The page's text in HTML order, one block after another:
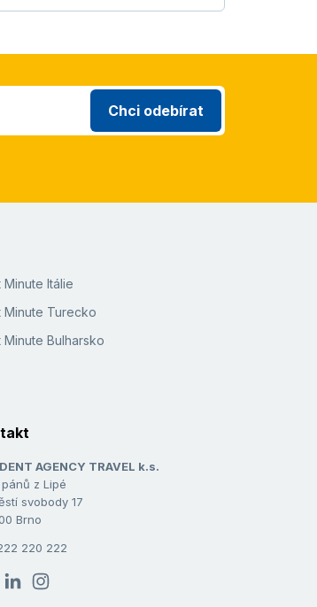
Chci odebírat
Minute Itálie
Minute Turecko
Minute Bulharsko
AGENCY TRAVEL k.s.
z Lipé
svobody 17
Brno
220 222